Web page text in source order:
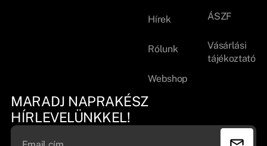
Hírek
Rólunk
Webshop
ÁSZF
Vásárlási
tájékoztató
MARADJ NAPRAKÉSZ
HÍRLEVELÜNKKEL!